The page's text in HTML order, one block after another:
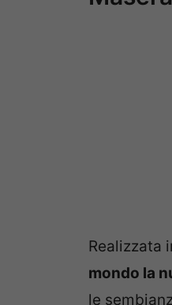
Realizzata
mondo la
le